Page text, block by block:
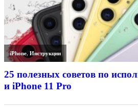
iPhone,Инструкции
25 полезных советов по
и iPhone 11 Pro